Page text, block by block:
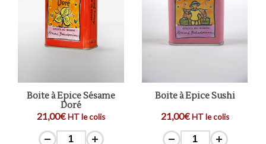
Boite à Epice Sésame
Doré
21,00€ HT le colis
Boite à Epice Sushi
21,00€ HT le colis